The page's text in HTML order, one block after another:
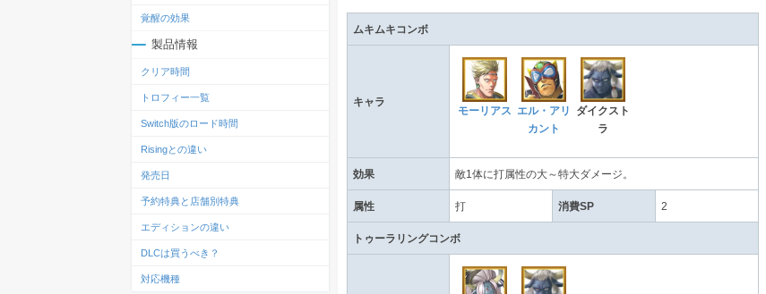
ムキムキコンボ
キャラ
モーリアス
エル・アリ
カント
ダイクスト
ラ
効果 敵1体に打属性の大～特大ダメージ。
属性 打 消費SP 2
トゥーラリングコンボ
覚醒の効果
製品情報
クリア時間
トロフィー一覧
Switch版のロード時間
Risingとの違い
発売日
予約特典と店舗別特典
エディションの違い
DLCは買うべき？
対応機種